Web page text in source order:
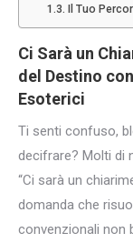
Il Tuo
Ci Sarà un
del Destino
Esoterici
Ti senti confuso,
decifrare? Molti di
“Ci sarà un
domanda che
convenzionali non